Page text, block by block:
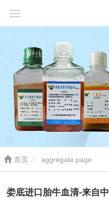
首页 aggregate page
娄底进口胎牛血清-来自